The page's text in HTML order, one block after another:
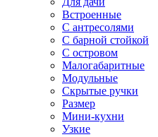
Встроенные
С антресолями
С барной стойкой
С островом
Малогабаритные
Модульные
Скрытые ручки
Размер
Мини-кухни
Узкие